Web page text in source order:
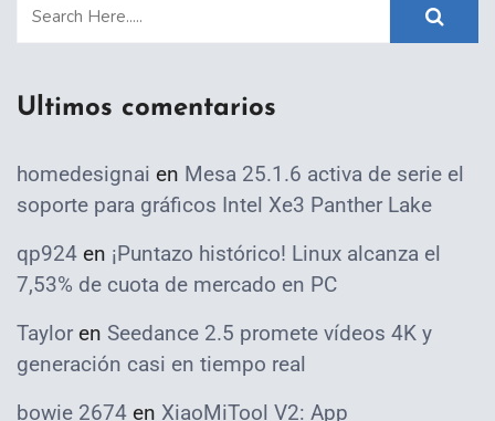
Ultimos comentarios
homedesignai en Mesa 25.1.6 activa de serie el
soporte para gráficos Intel Xe3 Panther Lake
qp924 en ¡Puntazo histórico! Linux alcanza el
7,53% de cuota de mercado en PC
Taylor en Seedance 2.5 promete vídeos 4K y
generación casi en tiempo real
bowie 2674 en XiaoMiTool V2: App